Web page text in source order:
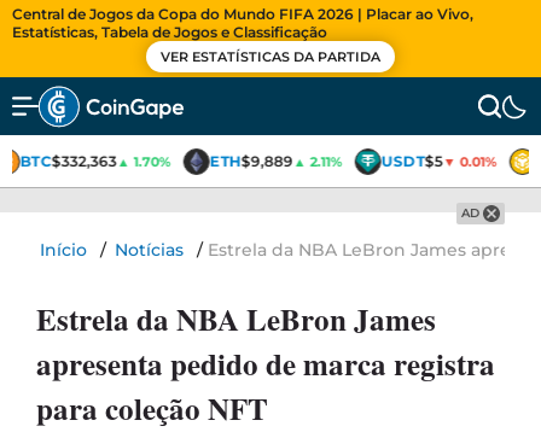
Central de Jogos da Copa do Mundo FIFA 2026 | Placar ao Vivo,
Estatísticas, Tabela de Jogos e Classificação
VER ESTATÍSTICAS DA PARTIDA
BTC$332,363▲ 1.70% ETH$9,889▲ 2.11% USDT$5▼ 0.01%
AD
Início / Notícias / Estrela da NBA LeBron James
Estrela da NBA LeBron James
apresenta pedido de marca registra
para coleção NFT